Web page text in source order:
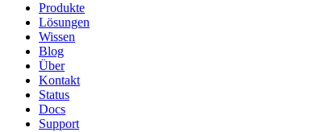
Produkte
Lösungen
Wissen
Blog
Über
Kontakt
Status
Docs
Support